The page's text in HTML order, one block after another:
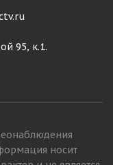
95, к.1.
носит